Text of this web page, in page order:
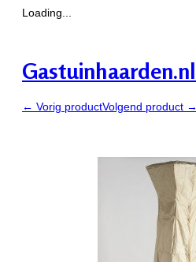
Loading...
Gastuinhaarden.nl
← Vorig productVolgend product →